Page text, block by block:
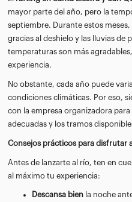
mayor parte del año, pero la
septiembre. Durante estos
gracias al deshielo y las lluvias de
temperaturas son más
experiencia.
No obstante, cada año puede
condiciones climáticas. Por eso,
con la empresa organizadora
adecuadas y los tramos
Consejos prácticos para disfrutar
Antes de lanzarte al río, ten en
al máximo tu experiencia:
Descansa bien la noche